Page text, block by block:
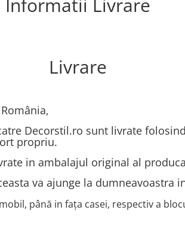
Informatii Livrare
Livrare
Decorstil.ro sunt livrate
propriu.
in ambalajul original al
va ajunge la dumneavoastra
până in fața casei, respectiv a